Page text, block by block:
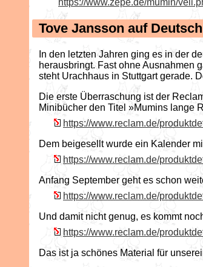
https://www.zepe.de/mumin/
Tove Jansson auf
In den letzten Jahren ging es in der
herausbringt. Fast ohne Ausnahmen
steht Urachhaus in Stuttgart gerade.
Die erste Überraschung ist der
Minibücher den Titel »Mumins lange
https://www.reclam.de/
Dem beigesellt wurde ein Kalender
https://www.reclam.de/
Anfang September geht es schon
https://www.reclam.de/
Und damit nicht genug, es kommt
https://www.reclam.de/
Das ist ja schönes Material für